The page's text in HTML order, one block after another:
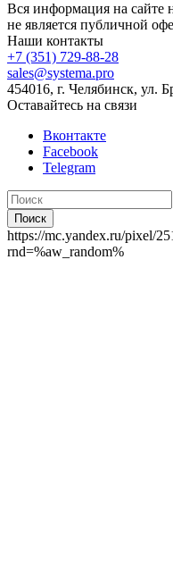
Вся информация на сайте
не является публичной
Наши контакты
+7 (351) 729-88-28
sales@systema.pro
454016, г. Челябинск, ул.
Оставайтесь на связи
Вконтакте
Facebook
Telegram
Поиск
https://mc.yandex.ru/pixel/
rnd=%aw_random%